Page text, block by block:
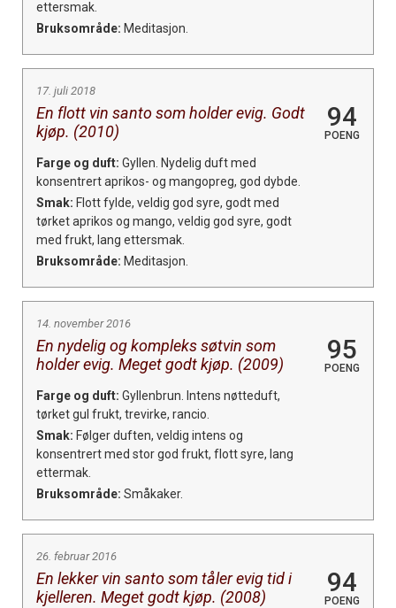
ettersmak.
Bruksområde: Meditasjon.
17. juli 2018
En flott vin santo som holder evig. Godt
kjøp. (2010)
94
POENG
Farge og duft: Gyllen. Nydelig duft med
konsentrert aprikos- og mangopreg, god dybde.
Smak: Flott fylde, veldig god syre, godt med
tørket aprikos og mango, veldig god syre, godt
med frukt, lang ettersmak.
Bruksområde: Meditasjon.
14. november 2016
En nydelig og kompleks søtvin som
holder evig. Meget godt kjøp. (2009)
95
POENG
Farge og duft: Gyllenbrun. Intens nøtteduft,
tørket gul frukt, trevirke, rancio.
Smak: Følger duften, veldig intens og
konsentrert med stor god frukt, flott syre, lang
ettermak.
Bruksområde: Småkaker.
26. februar 2016
En lekker vin santo som tåler evig tid i
kjelleren. Meget godt kjøp. (2008)
94
POENG